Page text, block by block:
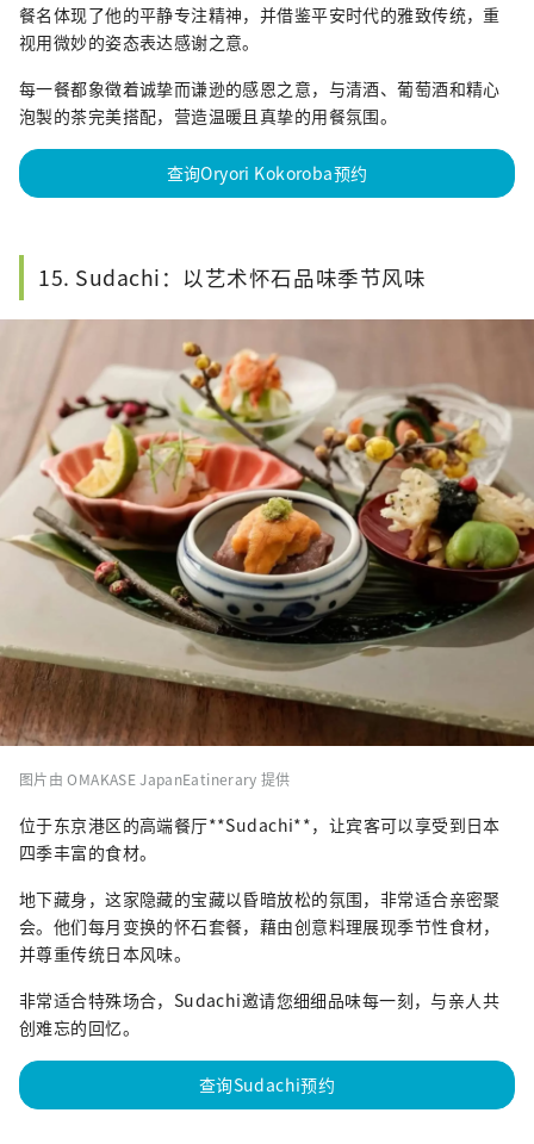
餐名体现了他的平静专注精神，并借鉴平安时代的雅致传统，重
视用微妙的姿态表达感谢之意。
每一餐都象徵着诚挚而谦逊的感恩之意，与清酒、葡萄酒和精心
泡製的茶完美搭配，营造温暖且真挚的用餐氛围。
查询Oryori Kokoroba预约
15. Sudachi：以艺术怀石品味季节风味
图片由 OMAKASE JapanEatinerary 提供
位于东京港区的高端餐厅**Sudachi**，让宾客可以享受到日本
四季丰富的食材。
地下藏身，这家隐藏的宝藏以昏暗放松的氛围，非常适合亲密聚
会。他们每月变换的怀石套餐，藉由创意料理展现季节性食材，
并尊重传统日本风味。
非常适合特殊场合，Sudachi邀请您细细品味每一刻，与亲人共
创难忘的回忆。
查询Sudachi预约